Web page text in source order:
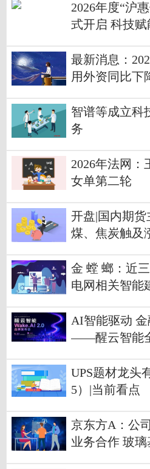
2026年度“沪
式开启 科技
最新消息：
用外资同比下
智谱等成立科
务
2026年法网：
女单第二轮
开盘|国内期
煤、焦炭触及
金 螳 螂：近
电网相关智能
AI智能驱动
——醒云智能
UPS题材龙头
5）|当前看点
京东方A：公
业务合作 玻